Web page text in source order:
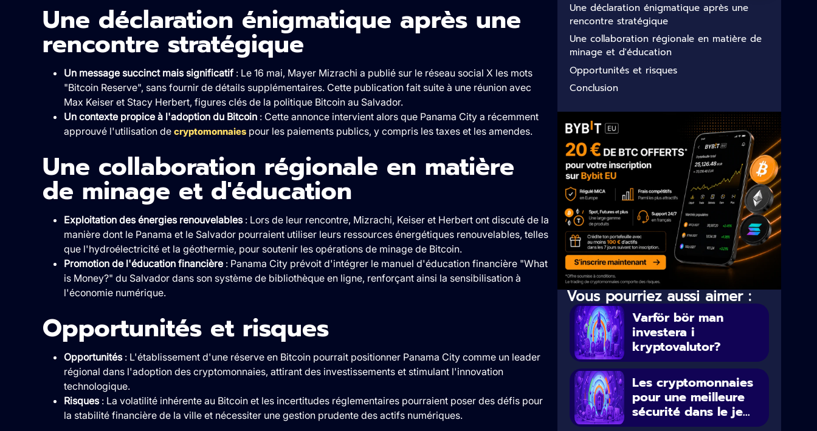
Une déclaration énigmatique après une
rencontre stratégique
Un message succinct mais significatif: Le 16 mai, Mayer Mizrachi a publié sur le réseau social X les mots
"Bitcoin Reserve", sans fournir de détails supplémentaires. Cette publication fait suite à une réunion avec
Max Keiser et Stacy Herbert, figures clés de la politique Bitcoin au Salvador.
Un contexte propice à l'adoption du Bitcoin: Cette annonce intervient alors que Panama City a récemment
approuvé l'utilisation de cryptomonnaiespour les paiements publics, y compris les taxes et les amendes.
Une collaboration régionale en matière
de minage et d'éducation
Exploitation des énergies renouvelables: Lors de leur rencontre, Mizrachi, Keiser et Herbert ont discuté de la
manière dont le Panama et le Salvador pourraient utiliser leurs ressources énergétiques renouvelables, telles
que l'hydroélectricité et la géothermie, pour soutenir les opérations de minage de Bitcoin.
Promotion de l'éducation financière: Panama City prévoit d'intégrer le manuel d'éducation financière "What
is Money?" du Salvador dans son système de bibliothèque en ligne, renforçant ainsi la sensibilisation à
l'économie numérique.
Opportunités et risques
Opportunités: L'établissement d'une réserve en Bitcoin pourrait positionner Panama City comme un leader
régional dans l'adoption des cryptomonnaies, attirant des investissements et stimulant l'innovation
technologique.
Risques: La volatilité inhérente au Bitcoin et les incertitudes réglementaires pourraient poser des défis pour
la stabilité financière de la ville et nécessiter une gestion prudente des actifs numériques.
Une déclaration énigmatique après une
rencontre stratégique
Une collaboration régionale en matière de
minage et d'éducation
Opportunités et risques
Conclusion
Vous pourriez aussi aimer :
Varför bör man
investera i
kryptovalutor?
Les cryptomonnaies
pour une meilleure
sécurité dans le je...